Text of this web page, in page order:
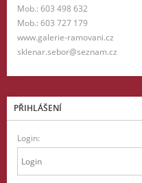
Mob.: 603 498 632
Mob.: 603 727 179
www.galerie-ramovani.cz
sklenar.sebor@seznam.cz
PŘIHLÁŠENÍ
Login: